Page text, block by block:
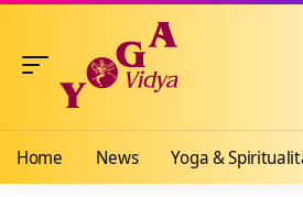
Home News Yoga &